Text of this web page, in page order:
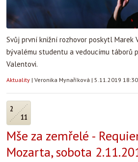
Svůj první knižní rozhovor poskytl Marek
bývalému studentu a vedoucímu táborů
Valentovi.
Aktuality | Veronika Mynaříková | 5.11.2019 18:30
2
11
Mše za zemřelé -
Mozarta, sobota